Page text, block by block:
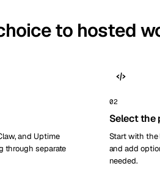
to hosted
and Uptime
through separate
02
Select the
Start with the
and add
needed.